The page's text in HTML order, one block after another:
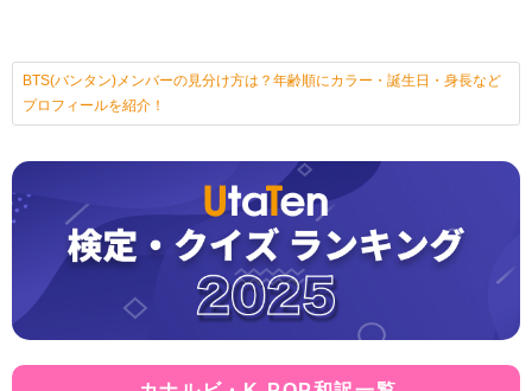
BTS(バンタン)メンバーの見分け方は？年齢順にカラー・誕生日・身長など
プロフィールを紹介！